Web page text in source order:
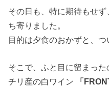
その日も、特に期待もせ
ち寄りました。
目的は夕食のおかずと、つ
そこで、ふと目に留まった
チリ産の白ワイン
「